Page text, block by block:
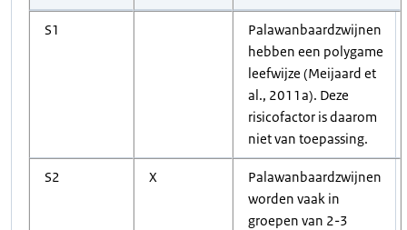
S1
Palawanbaardzwijnen
hebben een polygame
leefwijze (Meijaard et
al., 2011a). Deze
risicofactor is daarom
niet van toepassing.
S2 X
Palawanbaardzwijnen
worden vaak in
groepen van 2-3